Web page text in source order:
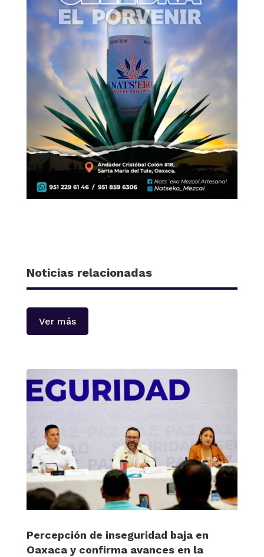
Noticias relacionadas
Ver más
Percepción de inseguridad baja en
Oaxaca y confirma avances en la